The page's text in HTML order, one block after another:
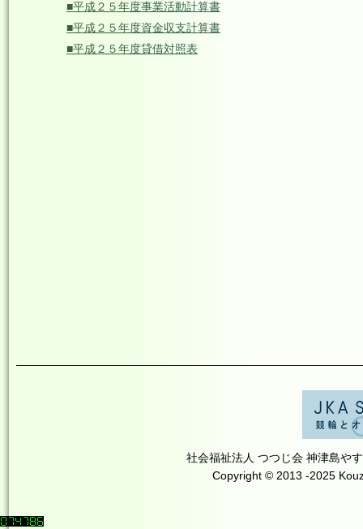
■平成２５年度事業活動計算書
■平成２５年度資金収支計算書
■平成２５年度貸借対照表
社会福祉法人 つつじ会 神津島や
Copyright © 2013 -2025